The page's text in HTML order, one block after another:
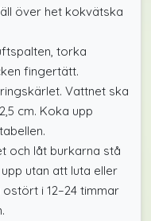
över het kokvätska
torka
fingertätt.
Vattnet ska
cm. Koka upp
och låt burkarna stå
utan att luta eller
i 12–24 timmar